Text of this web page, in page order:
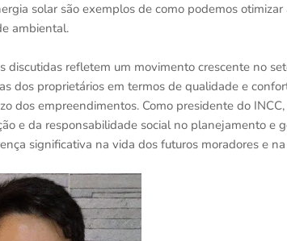
solar são exemplos de como podemos
ambiental.
discutidas refletem um movimento crescente no
dos proprietários em termos de qualidade e
dos empreendimentos. Como presidente do
e da responsabilidade social no planejamento e
significativa na vida dos futuros moradores e